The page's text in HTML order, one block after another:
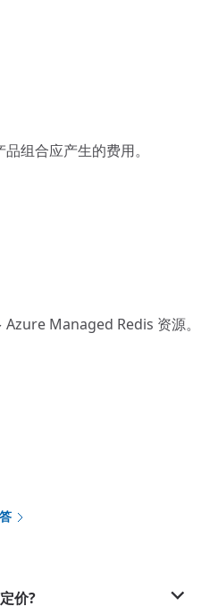
组合应产生的费用。
Managed Redis 资源。
价?